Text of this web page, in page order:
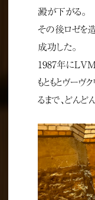
澱が下がる。
その後ロゼを造
成功した。
1987年に
もともとヴー
るまで、どん